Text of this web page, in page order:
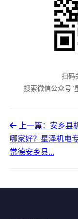
扫码
搜索微信公众号"
上一篇：安乡县
哪家好？星泽机电
常德安乡县...